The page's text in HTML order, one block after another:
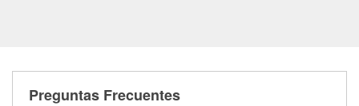
Preguntas Frecuentes